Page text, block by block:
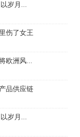
岁月...
伤了女王
欧洲风...
品供应链
岁月...